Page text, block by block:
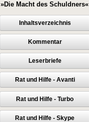
»Die Macht des Schuldners«
Inhaltsverzeichnis
Kommentar
Leserbriefe
Rat und Hilfe - Avanti
Rat und Hilfe - Turbo
Rat und Hilfe - Skype